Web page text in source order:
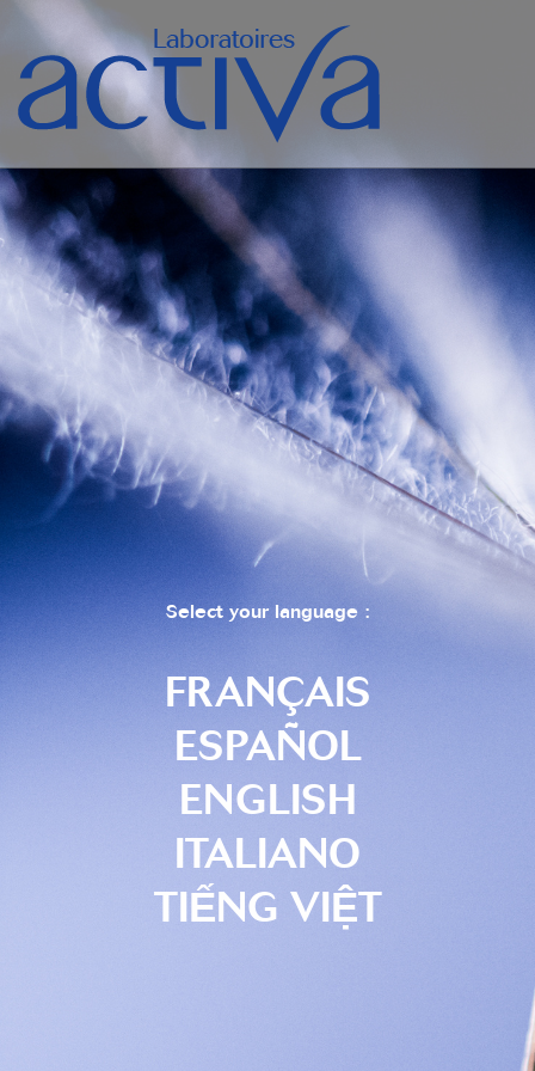
Select your language :
FRANÇAIS
ESPAÑOL
ENGLISH
ITALIANO
TIẾNG VIỆT